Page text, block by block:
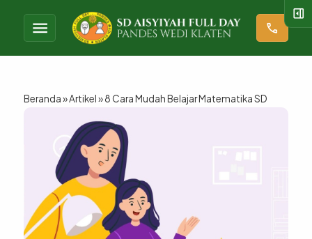
menu call
Beranda»Artikel»8 Cara Mudah Belajar Matematika SD
right_panel_open